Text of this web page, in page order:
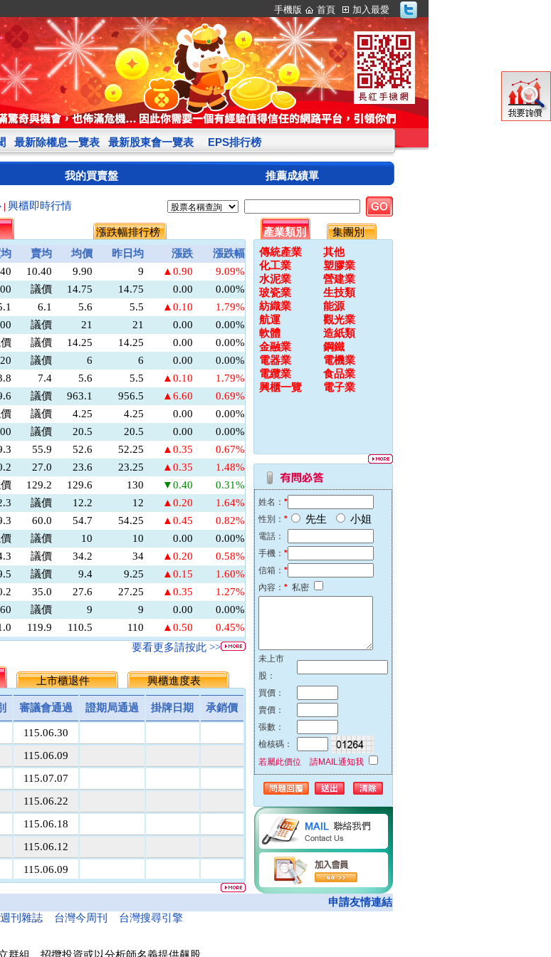
手機版 首頁 加入最愛
最新除權息一覽表 最新股東會一覽表 EPS排行榜
我的買賣盤 推薦成績單
興櫃即時行情
漲跌幅排行榜
賣均 均價 昨日均 漲跌
漲跌幅
10.40 9.90 9 ▲0.90
9.09%
議價 14.75 14.75 0.00
0.00%
6.1 5.6 5.5 ▲0.10
1.79%
議價 21 21 0.00
0.00%
議價 14.25 14.25 0.00
0.00%
議價 6 6 0.00
0.00%
7.4 5.6 5.5 ▲0.10
1.79%
議價 963.1 956.5 ▲6.60
0.69%
議價 4.25 4.25 0.00
0.00%
議價 20.5 20.5 0.00
0.00%
55.9 52.6 52.25 ▲0.35
0.67%
27.0 23.6 23.25 ▲0.35
1.48%
129.2 129.6 130 ▼0.40
0.31%
議價 12.2 12 ▲0.20
1.64%
60.0 54.7 54.25 ▲0.45
0.82%
議價 10 10 0.00
0.00%
議價 34.2 34 ▲0.20
0.58%
議價 9.4 9.25 ▲0.15
1.60%
35.0 27.6 27.25 ▲0.35
1.27%
議價 9 9 0.00
0.00%
119.9 110.5 110 ▲0.50
0.45%
5.5 ▲0.20
3.51%
171.8 151.5 149.5 ▲2.00
1.32%
8.1 8.1 8 ▲0.10
1.23%
議價 10 10 0.00
0.00%
議價
議價
41.9 42.0 42 0.00
0.00%
13.7 13.6 13.5 ▲0.10
0.74%
10.0
16.2
10.0
364.5 364.8 365 ▼0.20
0.05%
議價 86 86 0.00
0.00%
249.5 249.8 250 ▼0.20
0.08%
20.1 20.1 20 ▲0.10
0.50%
價 50.0 50.0 50 0.00
要看更多請按此 >>
上市櫃退件 興櫃進度表
審議會通過 證期局通過 掛牌日期 承銷價
115.06.30
115.06.09
115.07.07
115.06.22
115.06.18
115.06.12
115.06.09
115.06.16
115.05.21
產業類別
集團別
傳統產業
其他
化工業
塑膠業
水泥業
營建業
玻瓷業
生技類
紡織業
能源
航運
觀光業
軟體
造紙類
金融業
鋼鐵
電器業
電機業
電纜業
食品業
興櫃一覽
電子業
姓名： *
性別： * 先生 小姐
電話：
手機： *
信箱： *
內容： * 私密
未上市
股：
買價：
賣價：
張數：
檢核碼：
若屬此價位 請MAIL通知我
申請友情連結
刊雜誌 台灣今周刊 台灣搜尋引擎